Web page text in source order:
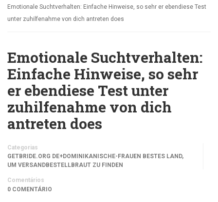
Emotionale Suchtverhalten: Einfache Hinweise, so sehr er ebendiese Test
unter zuhilfenahme von dich antreten does
Emotionale Suchtverhalten:
Einfache Hinweise, so sehr
er ebendiese Test unter
zuhilfenahme von dich
antreten does
Categorias
GETBRIDE.ORG DE+DOMINIKANISCHE-FRAUEN BESTES LAND,
UM VERSANDBESTELLBRAUT ZU FINDEN
Comentários
0 COMENTÁRIO